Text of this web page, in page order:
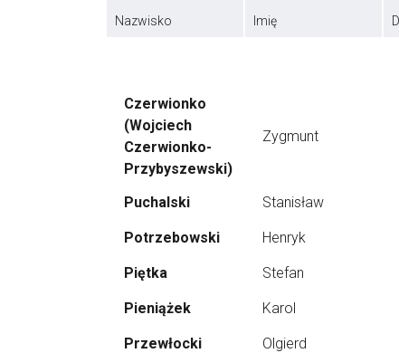
Nazwisko Imię
Czerwionko
(Wojciech
Czerwionko-
Przybyszewski)
Zygmunt
Puchalski Stanisław
Potrzebowski Henryk
Piętka Stefan
Pieniążek Karol
Przewłocki Olgierd